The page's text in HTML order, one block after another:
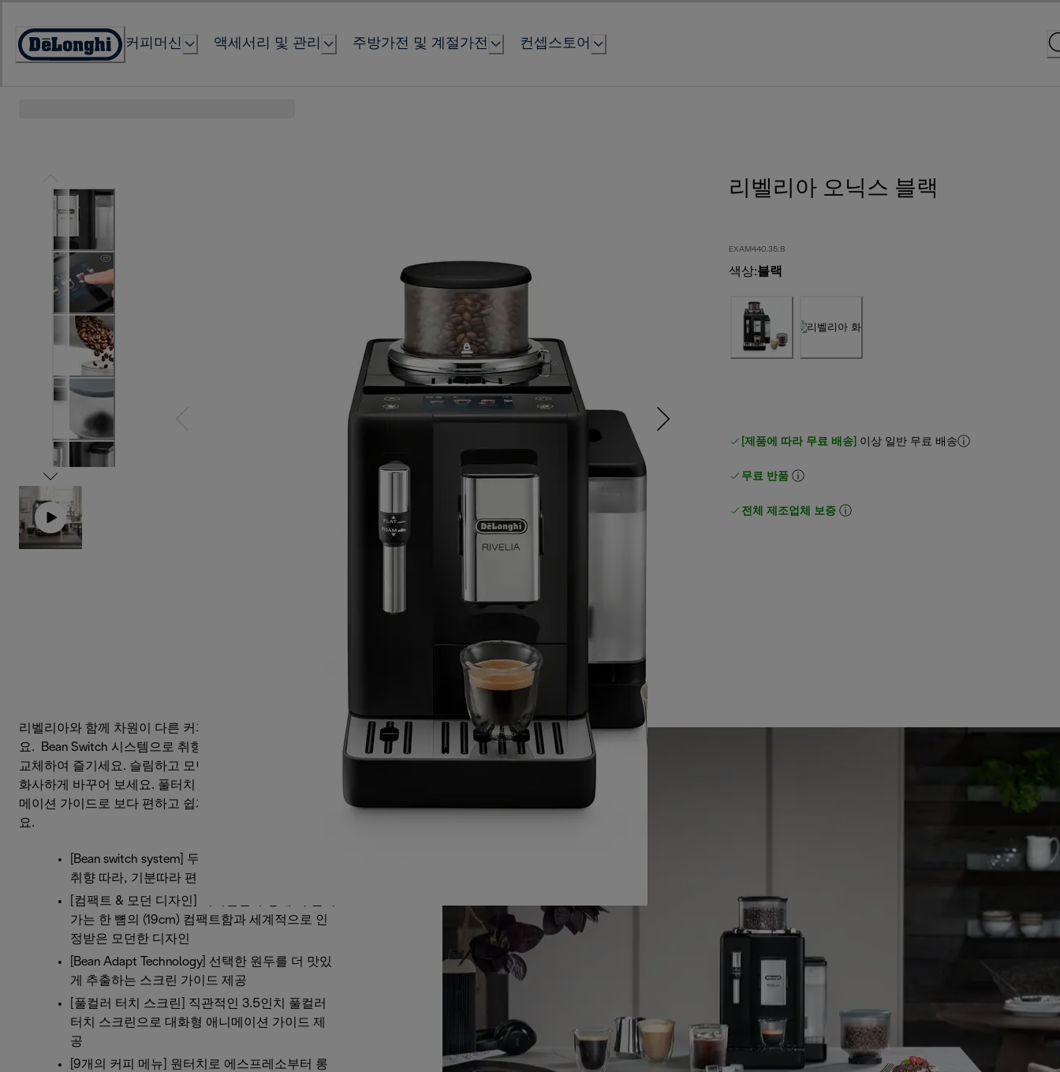
Content
Accessibility
커피머신 액세서리 및 관리 주방가전 및 계절가전 컨셉스토어
리벨리아 오닉스 블랙
EXAM440.35.B
색상:블랙
[제품에 따라 무료 배송] 이상 일반 무료 배송
무료 반품
전체 제조업체 보증
리벨리아와 함께 차원이 다른 커피 경험을 시작해 보세
요. Bean Switch 시스템으로 취향에 따라 편하게 원두를
교체하여 즐기세요. 슬림하고 모던한 디자인으로 주방을
화사하게 바꾸어 보세요. 풀터치 컬러 디스플레이와 애니
메이션 가이드로 보다 편하고 쉽게 신선한 커피를 즐기세
요.
[Bean switch system] 두 개의 원두 컨테이너로
취향 따라, 기분따라 편리한 원두 선택
[컴팩트 & 모던 디자인] 미니멀한 주방에 쏙 들어
가는 한 뼘의 (19cm) 컴팩트함과 세계적으로 인
정받은 모던한 디자인
[Bean Adapt Technology] 선택한 원두를 더 맛있
게 추출하는 스크린 가이드 제공
[풀컬러 터치 스크린] 직관적인 3.5인치 풀컬러
터치 스크린으로 대화형 애니메이션 가이드 제
공
[9개의 커피 메뉴] 원터치로 에스프레소부터 롱